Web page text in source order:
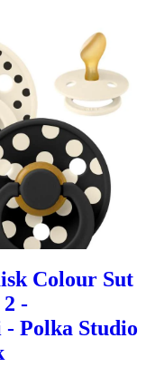
Colour Sut
-
Polka Studio